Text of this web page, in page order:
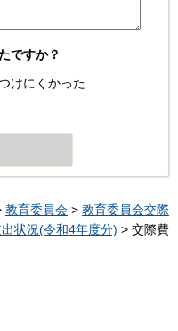
ですか？
けにくかった
教育委員会 > 教育委員会交際
状況(令和4年度分) > 交際費